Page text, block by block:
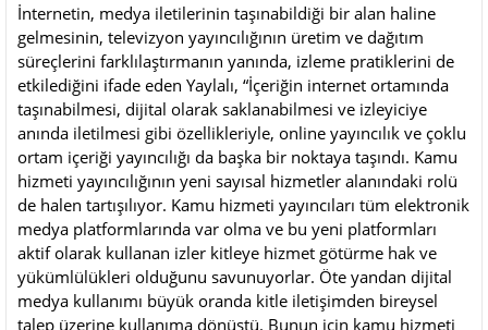
İnternetin, medya iletilerinin taşınabildiği bir alan haline
gelmesinin, televizyon yayıncılığının üretim ve dağıtım
süreçlerini farklılaştırmanın yanında, izleme pratiklerini de
etkilediğini ifade eden Yaylalı, “İçeriğin internet ortamında
taşınabilmesi, dijital olarak saklanabilmesi ve izleyiciye
anında iletilmesi gibi özellikleriyle, online yayıncılık ve çoklu
ortam içeriği yayıncılığı da başka bir noktaya taşındı. Kamu
hizmeti yayıncılığının yeni sayısal hizmetler alanındaki rolü
de halen tartışılıyor. Kamu hizmeti yayıncıları tüm elektronik
medya platformlarında var olma ve bu yeni platformları
aktif olarak kullanan izler kitleye hizmet götürme hak ve
yükümlülükleri olduğunu savunuyorlar. Öte yandan dijital
medya kullanımı büyük oranda kitle iletişimden bireysel
talep üzerine kullanıma dönüştü. Bunun için kamu hizmeti